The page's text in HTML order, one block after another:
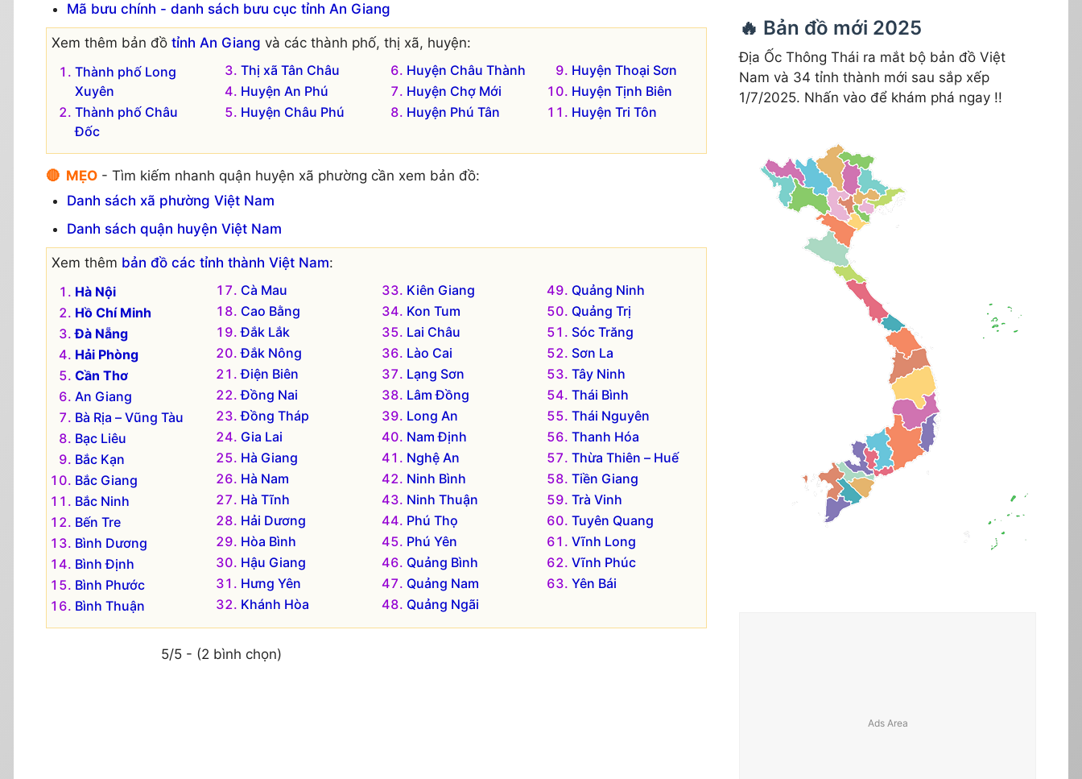
Mã bưu chính - danh sách bưu cục tỉnh An Giang
Xem thêm bản đồ tỉnh An Giang và các thành phố, thị xã, huyện:
Thành phố Long
Xuyên
Thành phố Châu
Đốc
Thị xã Tân Châu
Huyện An Phú
Huyện Châu Phú
Huyện Châu Thành
Huyện Chợ Mới
Huyện Phú Tân
Huyện Thoại Sơn
Huyện Tịnh Biên
Huyện Tri Tôn
🔴 MẸO - Tìm kiếm nhanh quận huyện xã phường cần xem bản đồ:
Danh sách xã phường Việt Nam
Danh sách quận huyện Việt Nam
Xem thêm bản đồ các tỉnh thành Việt Nam:
Hà Nội
Hồ Chí Minh
Đà Nẵng
Hải Phòng
Cần Thơ
An Giang
Bà Rịa – Vũng Tàu
Bạc Liêu
Bắc Kạn
Bắc Giang
Bắc Ninh
Bến Tre
Bình Dương
Bình Định
Bình Phước
Bình Thuận
Cà Mau
Cao Bằng
Đắk Lắk
Đắk Nông
Điện Biên
Đồng Nai
Đồng Tháp
Gia Lai
Hà Giang
Hà Nam
Hà Tĩnh
Hải Dương
Hòa Bình
Hậu Giang
Hưng Yên
Khánh Hòa
Kiên Giang
Kon Tum
Lai Châu
Lào Cai
Lạng Sơn
Lâm Đồng
Long An
Nam Định
Nghệ An
Ninh Bình
Ninh Thuận
Phú Thọ
Phú Yên
Quảng Bình
Quảng Nam
Quảng Ngãi
Quảng Ninh
Quảng Trị
Sóc Trăng
Sơn La
Tây Ninh
Thái Bình
Thái Nguyên
Thanh Hóa
Thừa Thiên – Huế
Tiền Giang
Trà Vinh
Tuyên Quang
Vĩnh Long
Vĩnh Phúc
Yên Bái
5/5 - (2 bình chọn)
🔥 Bản đồ mới 2025
Địa Ốc Thông Thái ra mắt bộ bản đồ Việt
Nam và 34 tỉnh thành mới sau sắp xếp
1/7/2025. Nhấn vào để khám phá ngay !!